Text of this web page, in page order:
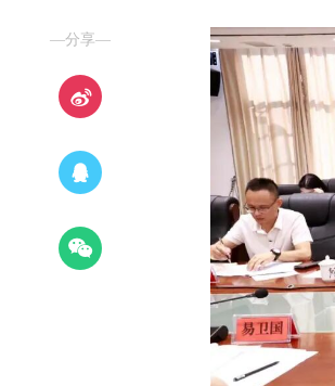
—分享—